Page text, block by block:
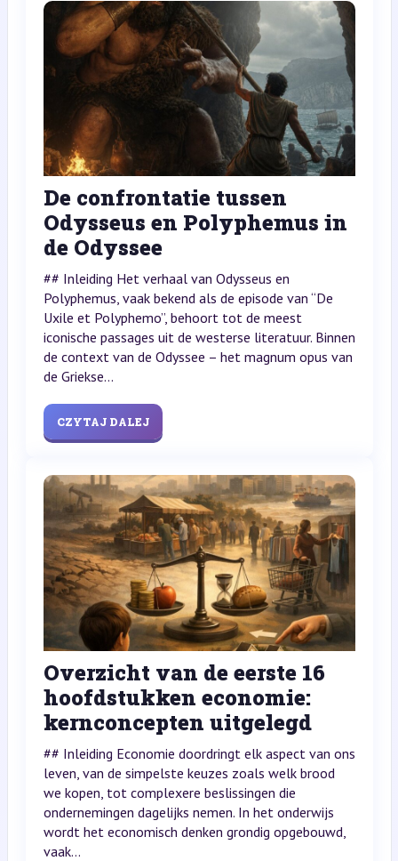
De confrontatie tussen
Odysseus en Polyphemus in
de Odyssee
## Inleiding Het verhaal van Odysseus en
Polyphemus, vaak bekend als de episode van “De
Uxile et Polyphemo”, behoort tot de meest
iconische passages uit de westerse literatuur. Binnen
de context van de Odyssee – het magnum opus van
de Griekse...
CZYTAJ DALEJ
Overzicht van de eerste 16
hoofdstukken economie:
kernconcepten uitgelegd
## Inleiding Economie doordringt elk aspect van ons
leven, van de simpelste keuzes zoals welk brood
we kopen, tot complexere beslissingen die
ondernemingen dagelijks nemen. In het onderwijs
wordt het economisch denken grondig opgebouwd,
vaak...